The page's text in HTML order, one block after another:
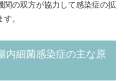
関の双方が協力して感染症の拡
。
内細菌感染症の主な原